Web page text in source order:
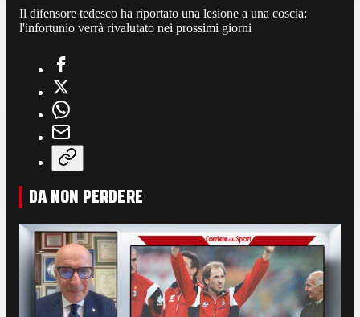
Il difensore tedesco ha riportato una lesione a una coscia:
l'infortunio verrà rivalutato nei prossimi giorni
DA NON PERDERE